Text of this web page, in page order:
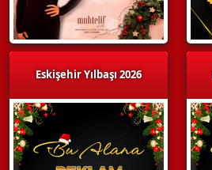
Eskişehir Yılbaşı 2026